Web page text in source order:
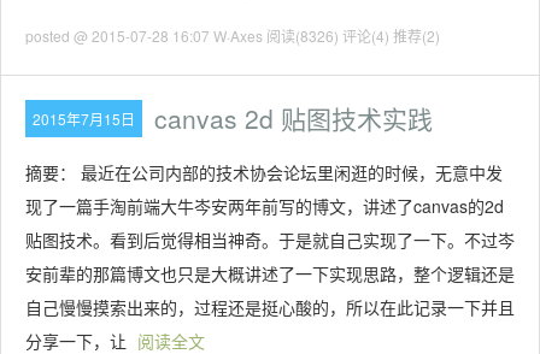
posted @ 2015-07-28 16:07 W·Axes 阅读(8326) 评论(4) 推荐(2)
2015年7月15日 canvas 2d 贴图技术实践
摘要： 最近在公司内部的技术协会论坛里闲逛的时候，无意中发
现了一篇手淘前端大牛岑安两年前写的博文，讲述了canvas的2d
贴图技术。看到后觉得相当神奇。于是就自己实现了一下。不过岑
安前辈的那篇博文也只是大概讲述了一下实现思路，整个逻辑还是
自己慢慢摸索出来的，过程还是挺心酸的，所以在此记录一下并且
分享一下，让 阅读全文